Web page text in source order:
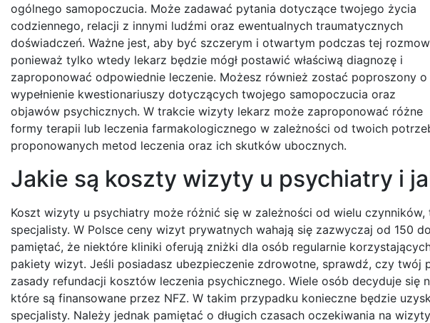
ogólnego samopoczucia. Może zadawać pytania dotyczące twojego życia
codziennego, relacji z innymi ludźmi oraz ewentualnych traumatycznych
doświadczeń. Ważne jest, aby być szczerym i otwartym podczas tej
ponieważ tylko wtedy lekarz będzie mógł postawić właściwą diagnozę i
zaproponować odpowiednie leczenie. Możesz również zostać poproszony o
wypełnienie kwestionariuszy dotyczących twojego samopoczucia oraz
objawów psychicznych. W trakcie wizyty lekarz może zaproponować różne
formy terapii lub leczenia farmakologicznego w zależności od twoich
proponowanych metod leczenia oraz ich skutków ubocznych.
Jakie są koszty wizyty u psychiatry i
Koszt wizyty u psychiatry może różnić się w zależności od wielu
specjalisty. W Polsce ceny wizyt prywatnych wahają się zazwyczaj od 150
pamiętać, że niektóre kliniki oferują zniżki dla osób regularnie
pakiety wizyt. Jeśli posiadasz ubezpieczenie zdrowotne, sprawdź, czy twój
zasady refundacji kosztów leczenia psychicznego. Wiele osób decyduje się
które są finansowane przez NFZ. W takim przypadku konieczne będzie
specjalisty. Należy jednak pamiętać o długich czasach oczekiwania na